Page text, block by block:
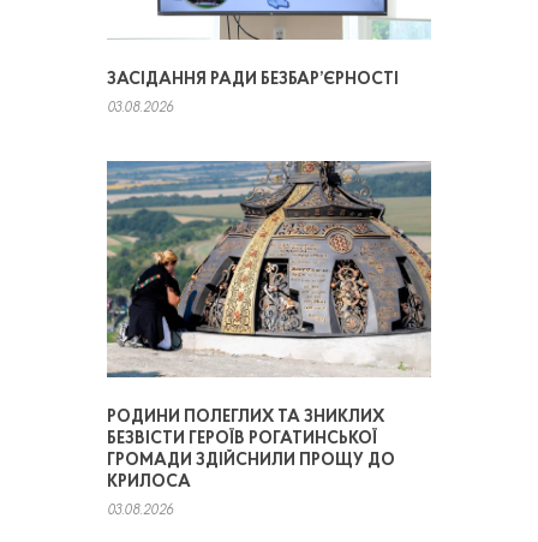
ЗАСІДАННЯ РАДИ БЕЗБАР’ЄРНОСТІ
03.08.2026
РОДИНИ ПОЛЕГЛИХ ТА ЗНИКЛИХ
БЕЗВІСТИ ГЕРОЇВ РОГАТИНСЬКОЇ
ГРОМАДИ ЗДІЙСНИЛИ ПРОЩУ ДО
КРИЛОСА
03.08.2026